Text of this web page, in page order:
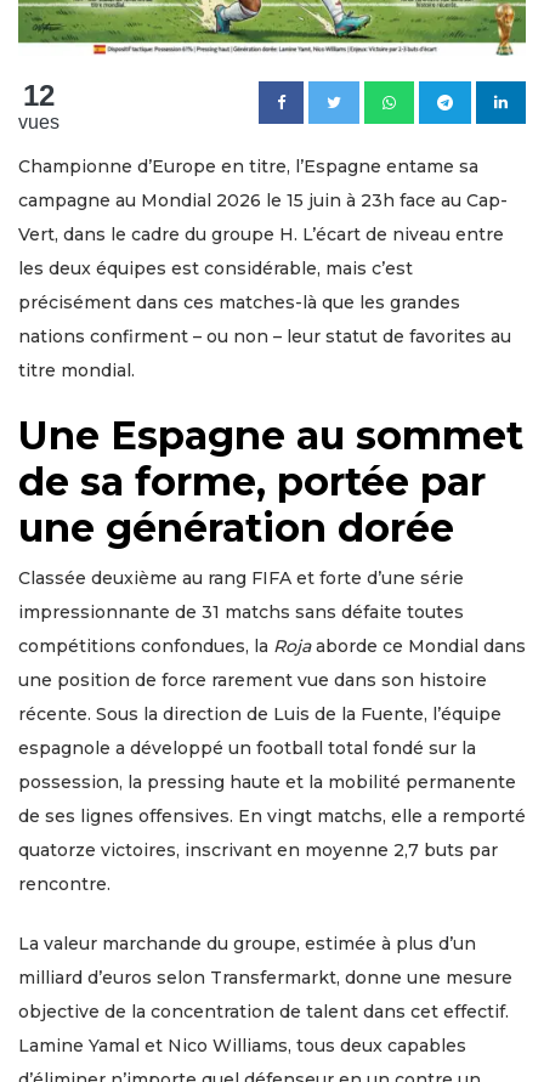
12
vues
Championne d’Europe en titre, l’Espagne entame sa
campagne au Mondial 2026 le 15 juin à 23h face au Cap-
Vert, dans le cadre du groupe H. L’écart de niveau entre
les deux équipes est considérable, mais c’est
précisément dans ces matches-là que les grandes
nations confirment – ou non – leur statut de favorites au
titre mondial.
Une Espagne au sommet
de sa forme, portée par
une génération dorée
Classée deuxième au rang FIFA et forte d’une série
impressionnante de 31 matchs sans défaite toutes
compétitions confondues, la Rojaaborde ce Mondial dans
une position de force rarement vue dans son histoire
récente. Sous la direction de Luis de la Fuente, l’équipe
espagnole a développé un football total fondé sur la
possession, la pressing haute et la mobilité permanente
de ses lignes offensives. En vingt matchs, elle a remporté
quatorze victoires, inscrivant en moyenne 2,7 buts par
rencontre.
La valeur marchande du groupe, estimée à plus d’un
milliard d’euros selon Transfermarkt, donne une mesure
objective de la concentration de talent dans cet effectif.
Lamine Yamal et Nico Williams, tous deux capables